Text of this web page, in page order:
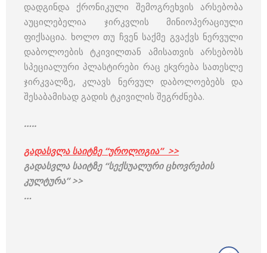
დადგინდა ქრონიკული შემოგრეხვის არსებობა
აუცილებელია ჯირკვლის მინიოპერაციული
ფიქსაცია. ხოლო თუ ჩვენ საქმე გვაქვს ნერვული
დაბოლოების ტკივილთან ამისათვის არსებობს
სპეციალური პლასტირები რაც ეkვრება სათესლე
ჯირკვალზე, კლავს ნერვულ დაბოლოებებს და
შესაბამისად გადის ტკივილის შეგრძნება.
…..
გადასვლა საიტზე “უროლოგია” >>
გადასვლა საიტზე “სექსუალური ცხოვრების
კულტურა”>>
…